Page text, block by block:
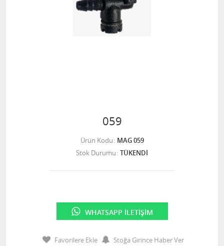
059
Ürün Kodu MAG 059
Stok Durumu TÜKENDİ
WHATSAPP İLETIŞIM
Favorilere Ekle
Stoğa Girince Haber Ver